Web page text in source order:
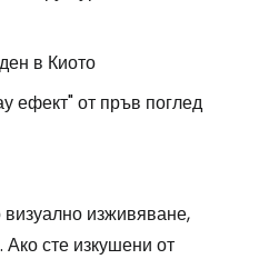
в Киото
ефект" от пръв поглед
изживяване,
. Ако сте изкушени от